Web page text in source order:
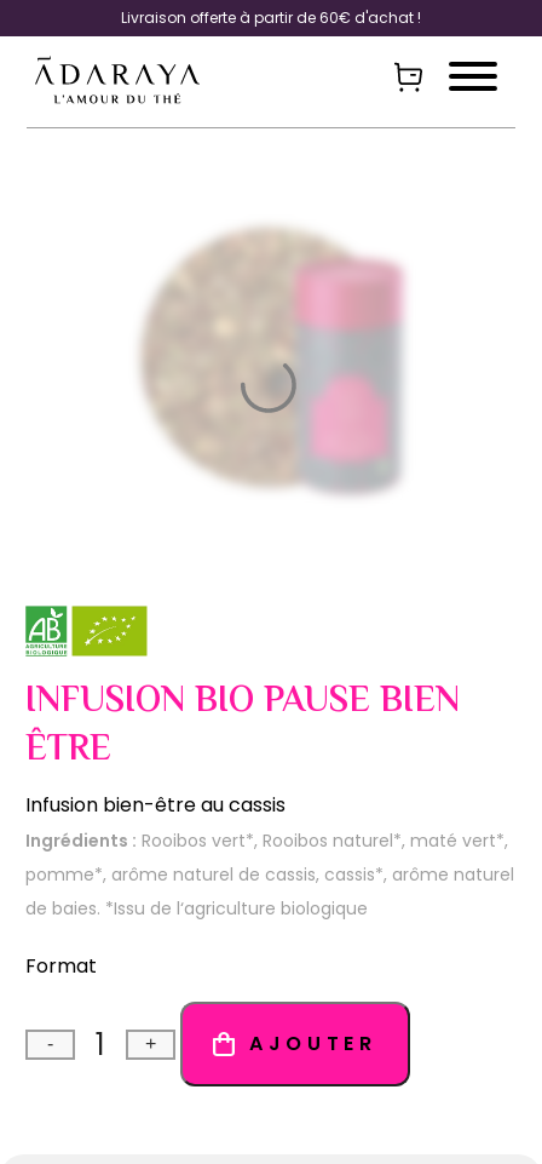
Livraison offerte à partir de 60€ d'achat !
INFUSION BIO PAUSE BIEN
ÊTRE
Infusion bien-être au cassis
Ingrédients : Rooibos vert*, Rooibos naturel*, maté vert*,
pomme*, arôme naturel de cassis, cassis*, arôme naturel
de baies. *Issu de l‘agriculture biologique
Format
Quantité
- + AJOUTER